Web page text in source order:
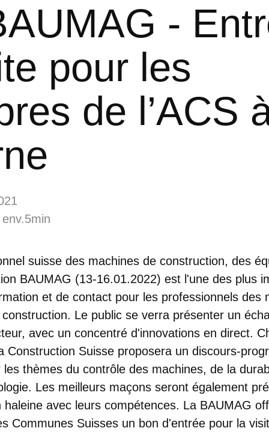
-
pour les
de l’ACS
suisse des machines de construction, des
BAUMAG (13-16.01.2022) est l'une des plus
et de contact pour les professionnels des
Le public se verra présenter un
avec un concentré d'innovations en direct.
Construction Suisse proposera un discours-
thèmes du contrôle des machines, de la
Les meilleurs maçons seront également
haleine avec leurs compétences. La BAUMAG
Communes Suisses un bon d'entrée pour la